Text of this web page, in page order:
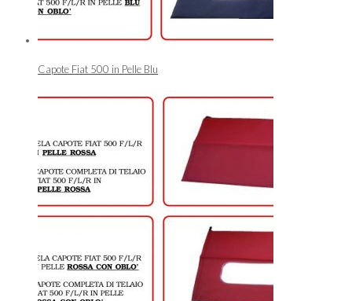
Capote Fiat 500 in Pelle Blu